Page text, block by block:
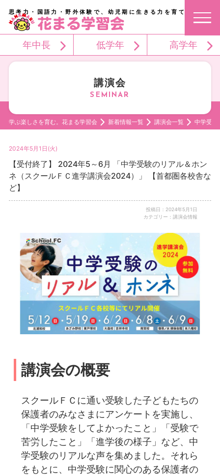
思考力・国語力・野外体験で、幼児期に生きる力を育てる。
年中長 低学年 高学年
講演会
学ぶ楽しさを育む。花まる学習会 新着情報一覧 講演会一覧 中学受験
2024年5月1日(火)
【受付終了】 2024年5～6月 「中学受験のリアル＆ホン
ネ（スクールＦＣ進学講演会2024）」 【首都圏各校舎な
ど】
投稿日：2024年5月1日
カテゴリー：講演会情報
講演会の概要
スクールＦＣに通い受験した子どもたちの
保護者のみなさまにアンケートを実施し、
「中学受験をしてよかったこと」「受験で
苦労したこと」「進学後の様子」など、中
学受験のリアルな声を集めました。それら
をもとに、中学受験に関心のある保護者の